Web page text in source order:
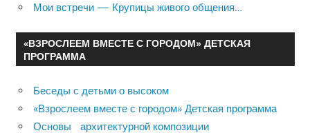
Мои встречи — Крупицы живого общения…
«ВЗРОСЛЕЕМ ВМЕСТЕ С ГОРОДОМ» ДЕТСКАЯ
ПРОГРАММА
Беседы с детьми о высоком
«Взрослеем вместе с городом» Детская программа
Основы архитектурной композиции